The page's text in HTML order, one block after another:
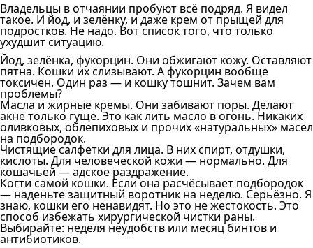
Владельцы в отчаянии пробуют всё подряд. Я видел
такое. И йод, и зелёнку, и даже крем от прыщей для
подростков. Не надо. Вот список того, что только
ухудшит ситуацию.
Йод, зелёнка, фукорцин. Они обжигают кожу. Оставляют
пятна. Кошки их слизывают. А фукорцин вообще
токсичен. Один раз — и кошку тошнит. Зачем вам
проблемы?
Масла и жирные кремы. Они забивают поры. Делают
акне только гуще. Это как лить масло в огонь. Никаких
оливковых, облепиховых и прочих «натуральных» масел
на подбородок.
Чистящие салфетки для лица. В них спирт, отдушки,
кислоты. Для человеческой кожи — нормально. Для
кошачьей — адское раздражение.
Когти самой кошки. Если она расчёсывает подбородок
— наденьте защитный воротник на неделю. Серьёзно. Я
знаю, кошки его ненавидят. Но это не жестокость. Это
способ избежать хирургической чистки раны.
Выбирайте: неделя неудобств или месяц бинтов и
антибиотиков.